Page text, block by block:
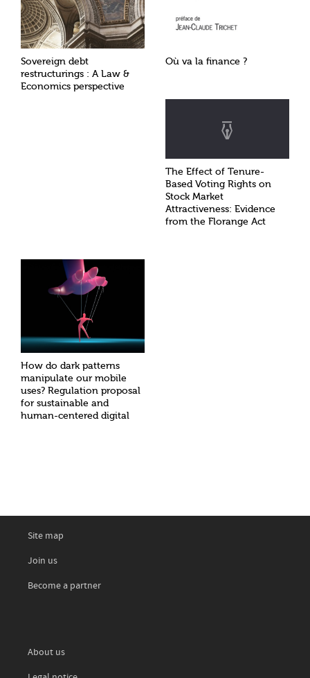
Sovereign debt
restructurings : A Law &
Economics perspective
Où va la finance ?
The Effect of Tenure-
Based Voting Rights on
Stock Market
Attractiveness: Evidence
from the Florange Act
How do dark patterns
manipulate our mobile
uses? Regulation proposal
for sustainable and
human-centered digital
Site map
Join us
Become a partner
About us